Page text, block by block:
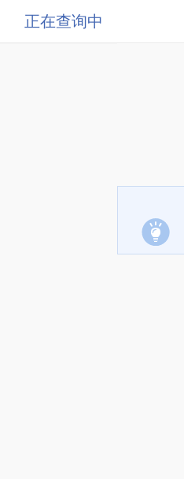
正在查询中